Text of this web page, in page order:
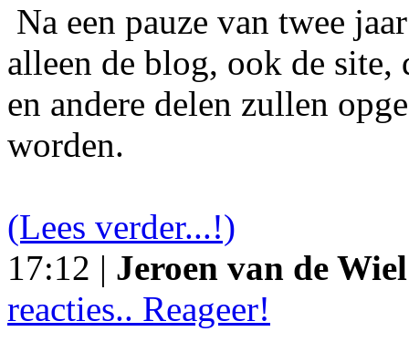
Na een pauze van twee
alleen de blog, ook de site,
en andere delen zullen
worden.
(Lees verder...!)
17:12 | Jeroen van de Wiel
reacties.. Reageer!